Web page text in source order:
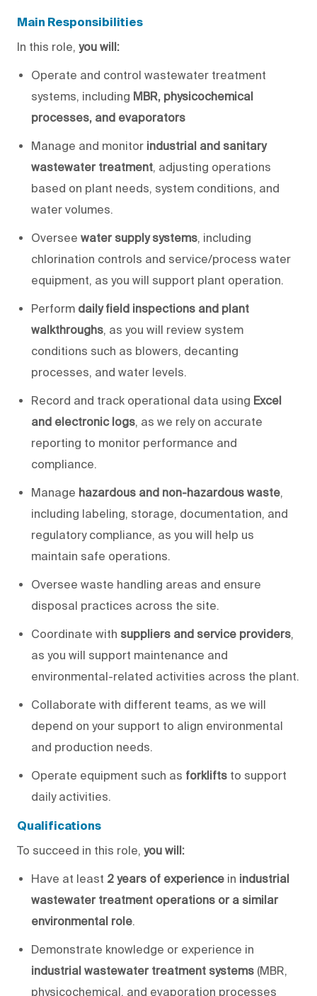
Main Responsibilities
In this role, you will:
Operate and control wastewater treatment
systems, including MBR, physicochemical
processes, and evaporators
Manage and monitor industrial and sanitary
wastewater treatment, adjusting operations
based on plant needs, system conditions, and
water volumes.
Oversee water supply systems, including
chlorination controls and service/process water
equipment, as you will support plant operation.
Perform daily field inspections and plant
walkthroughs, as you will review system
conditions such as blowers, decanting
processes, and water levels.
Record and track operational data using Excel
and electronic logs, as we rely on accurate
reporting to monitor performance and
compliance.
Manage hazardous and non-hazardous waste,
including labeling, storage, documentation, and
regulatory compliance, as you will help us
maintain safe operations.
Oversee waste handling areas and ensure
disposal practices across the site.
Coordinate with suppliers and service providers,
as you will support maintenance and
environmental-related activities across the plant.
Collaborate with different teams, as we will
depend on your support to align environmental
and production needs.
Operate equipment such as forklifts to support
daily activities.
Qualifications
To succeed in this role, you will:
Have at least 2 years of experience in industrial
wastewater treatment operations or a similar
environmental role.
Demonstrate knowledge or experience in
industrial wastewater treatment systems (MBR,
physicochemical, and evaporation processes